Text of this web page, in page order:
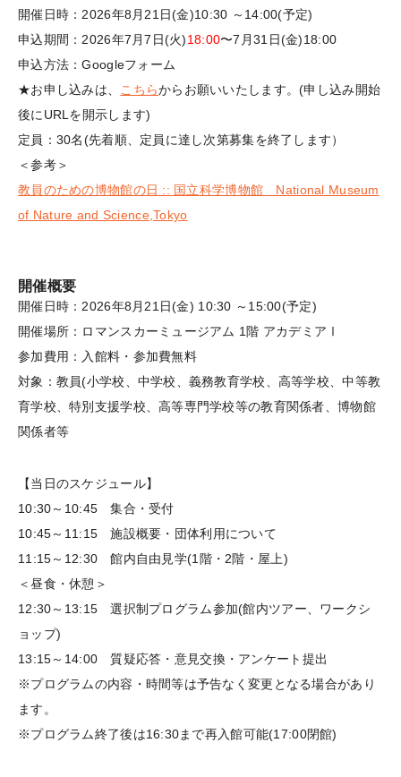
開催日時：2026年8月21日(金)10:30 ～14:00(予定)
申込期間：2026年7月7日(火)18:00〜7月31日(金)18:00
申込方法：Googleフォーム
★お申し込みは、
こちらからお願いいたします。(申し込み開始
後にURLを開示します)
定員：30名(先着順、定員に達し次第募集を終了します）
＜参考＞
教員のための博物館の日 :: 国立科学博物館 National Museum
of Nature and Science,Tokyo
開催概要
開催日時：2026年8月21日(金) 10:30 ～15:00(予定)
開催場所：ロマンスカーミュージアム 1階 アカデミアⅠ
参加費用：入館料・参加費無料
対象：教員(小学校、中学校、義務教育学校、高等学校、中等教
育学校、特別支援学校、高等専門学校等の教育関係者、博物館
関係者等
【当日のスケジュール】
10:30～10:45 集合・受付
10:45～11:15 施設概要・団体利用について
11:15～12:30 館内自由見学(1階・2階・屋上)
＜昼食・休憩＞
12:30～13:15 選択制プログラム参加(館内ツアー、ワークシ
ョップ)
13:15～14:00 質疑応答・意見交換・アンケート提出
※プログラムの内容・時間等は予告なく変更となる場合があり
ます。
※プログラム終了後は16:30まで再入館可能(17:00閉館)